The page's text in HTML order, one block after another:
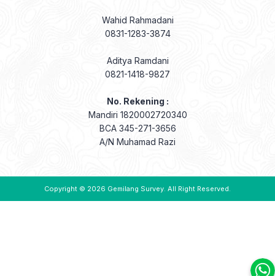
Wahid Rahmadani
0831-1283-3874
Aditya Ramdani
0821-1418-9827
No. Rekening :
Mandiri 1820002720340
BCA 345-271-3656
A/N Muhamad Razi
Copyright © 2026 Gemilang Survey. All Right Reserved.